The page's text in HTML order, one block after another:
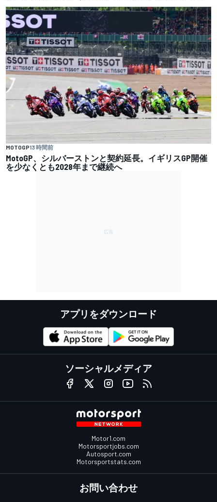
MOTOGP13 時間前
MotoGP、シルバーストンと契約延長。イギリスGP開催
を少なくとも2028年まで継続へ
アプリをダウンロード
ソーシャルメディア
Motor1.com
Motorsportjobs.com
Autosport.com
Motorsportstats.com
お問い合わせ